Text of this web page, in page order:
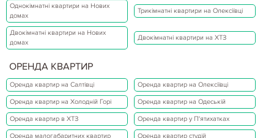
Однокімнатні квартири на Нових
домах
Трикімнатні квартири на Олексіївці
Двокімнатні квартири на Нових
домах
Двокімнатні квартири на ХТЗ
ОРЕНДА КВАРТИР
Оренда квартир на Салтівці Оренда квартир на Олексіївці
Оренда квартир на Холодній Горі Оренда квартир на Одеській
Оренда квартир в ХТЗ Оренда квартир у П'ятихатках
Оренда малогабаритних квартир Оренда квартир студій